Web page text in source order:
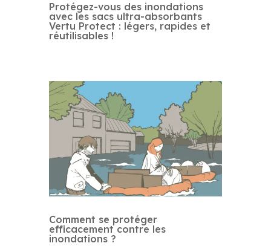
Protégez-vous des inondations
avec les sacs ultra-absorbants
Vertu Protect : légers, rapides et
réutilisables !
Comment se protéger
efficacement contre les
inondations ?